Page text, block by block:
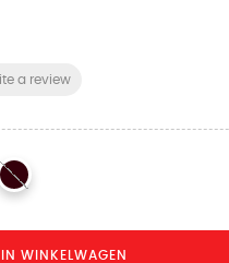
a review
IN WINKELWAGEN